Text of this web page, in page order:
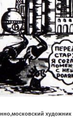
художник